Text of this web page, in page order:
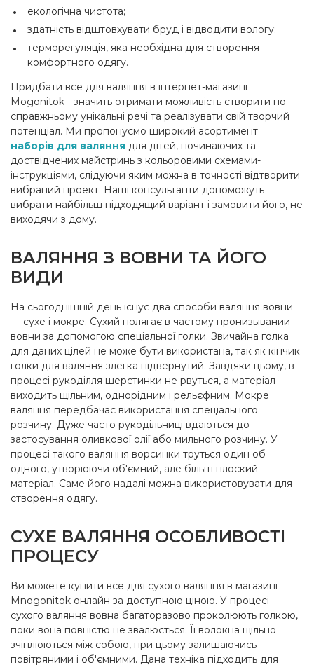
екологічна чистота;
здатність відштовхувати бруд і відводити вологу;
терморегуляція, яка необхідна для створення
комфортного одягу.
Придбати все для валяння в інтернет-магазині
Mogonitok - значить отримати можливість створити по-
справжньому унікальні речі та реалізувати свій творчий
потенціал. Ми пропонуємо широкий асортимент
наборів для валяння для дітей, починаючих та
доствідчених майстринь з кольоровими схемами-
інструкціями, слідуючи яким можна в точності відтворити
вибраний проект. Наші консультанти допоможуть
вибрати найбільш підходящий варіант і замовити його, не
виходячи з дому.
ВАЛЯННЯ З ВОВНИ ТА ЙОГО
ВИДИ
На сьогоднішній день існує два способи валяння вовни
— сухе і мокре. Сухий полягає в частому пронизывании
вовни за допомогою спеціальної голки. Звичайна голка
для даних цілей не може бути використана, так як кінчик
голки для валяння злегка підвернутий. Завдяки цьому, в
процесі рукоділля шерстинки не рвуться, а матеріал
виходить щільним, однорідним і рельєфним. Мокре
валяння передбачає використання спеціального
розчину. Дуже часто рукодільниці вдаються до
застосування оливкової олії або мильного розчину. У
процесі такого валяння ворсинки труться один об
одного, утворюючи об'ємний, але більш плоский
матеріал. Саме його надалі можна використовувати для
створення одягу.
СУХЕ ВАЛЯННЯ ОСОБЛИВОСТІ
ПРОЦЕСУ
Ви можете купити все для сухого валяння в магазині
Mnogonitok онлайн за доступною ціною. У процесі
сухого валяння вовна багаторазово проколюють голкою,
поки вона повністю не звалюється. Її волокна щільно
зчіплюються між собою, при цьому залишаючись
повітряними і об'ємними. Дана техніка підходить для